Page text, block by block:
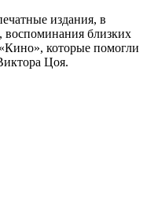
издания, в
воспоминания близких
которые помогли
Цоя.